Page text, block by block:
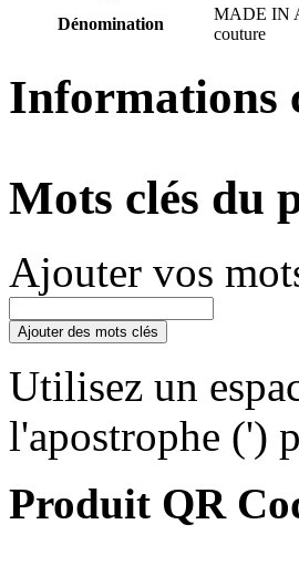
Dénomination
MADE IN
couture
Informations
Mots clés du
Ajouter vos
Ajouter des mots clés
Utilisez un
l'apostrophe (')
Produit QR